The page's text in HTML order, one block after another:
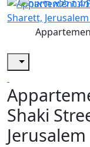
Shaki
Jerusalem